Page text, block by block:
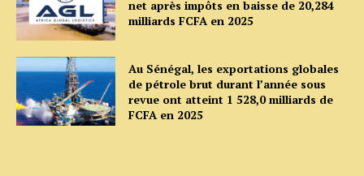
net après impôts en baisse de 20,284
milliards FCFA en 2025
Au Sénégal, les exportations globales
de pétrole brut durant l’année sous
revue ont atteint 1 528,0 milliards de
FCFA en 2025